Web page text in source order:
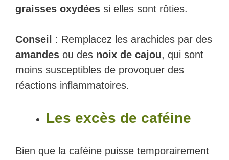
graisses oxydées si elles sont rôties.
Conseil
: Remplacez les arachides par des
amandes ou des noix de cajou, qui sont
moins susceptibles de provoquer des
réactions inflammatoires.
Les excès de caféine
Bien que la caféine puisse temporairement